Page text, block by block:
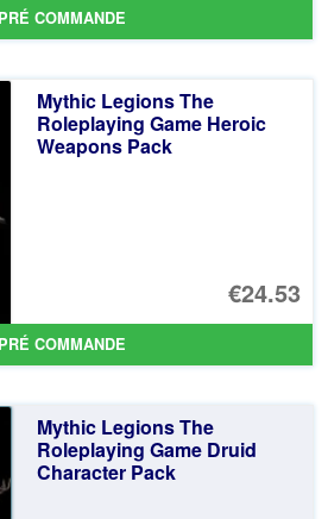
PRÉ COMMANDE
Mythic Legions The
Roleplaying Game Heroic
Weapons Pack
€24.53
PRÉ COMMANDE
Mythic Legions The
Roleplaying Game Druid
Character Pack